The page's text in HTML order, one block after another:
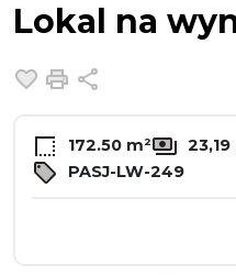
Lokal na
Dodaj do ulubionych
Drukuj
172.50 m² 23,19
PASJ-LW-249